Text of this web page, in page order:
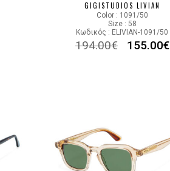
GIGISTUDIOS LIVIAN
Color : 1091/50
Size : 58
Κωδικός : ELIVIAN-1091/50
194.00€ 155.00€